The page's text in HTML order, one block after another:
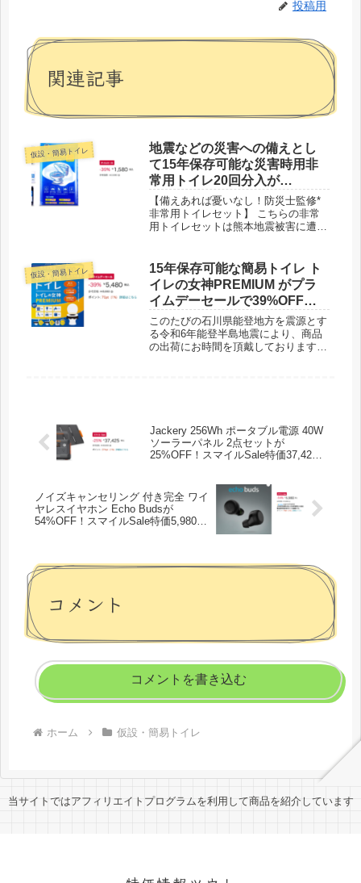
投稿用
関連記事
仮設・簡易トイレ
地震などの災害への備えとし
て15年保存可能な災害時用非
常用トイレ20回分入が
39%OFF！タイムセール特価
1,580円！
【備えあれば憂いなし！防災士監修*
非常用トイレセット】 こちらの非常
用トイレセットは熊本地震被害に遭
剤、汚物袋だけでなく、使い捨て手袋
と防臭袋が付属されるため、簡単に取
り付け、片付けられるます。 災害時
だけではく、すぐトイレに行けない時
や、介護の際にも安心できます。使用
後、可燃ごみとして捨てられます。
仮設・簡易トイレ
15年保存可能な簡易トイレ ト
イレの女神PREMIUM がプラ
イムデーセールで39%OFFの
5,480円！
このたびの石川県能登地方を震源とす
る令和6年能登半島地震により、商品
の出荷にお時間を頂戴しております。
Jackery 256Wh ポータブル電源 40W
ソーラーパネル 2点セットが
25%OFF！スマイルSale特価37,425
ノイズキャンセリング 付き完全 ワイ
ヤレスイヤホン Echo Budsが
54%OFF！スマイルSale特価5,980
コメント
コメントを書き込む
ホーム 仮設・簡易トイレ
当サイトではアフィリエイトプログラムを利用して商品を紹介しています